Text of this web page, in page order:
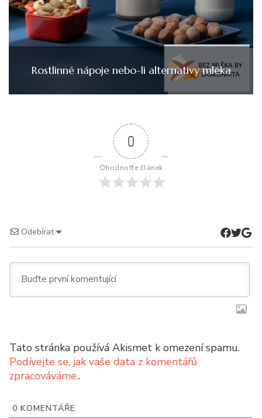
Rostlinné nápoje nebo-li alternativy mléka
0
Ohodnoťte článek
Odebírat
Tato stránka používá Akismet k omezení spamu.
Podívejte se, jak vaše data z komentářů
zpracováváme..
0 KOMENTÁŘE